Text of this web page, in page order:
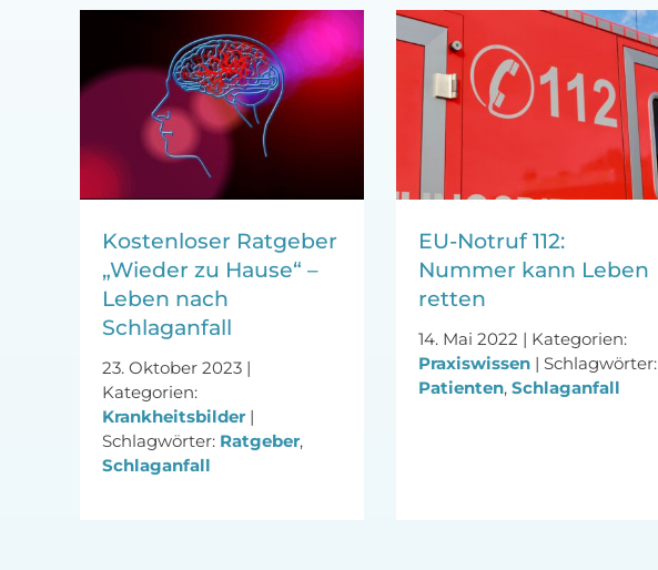
Kostenloser Ratgeber
„Wieder zu Hause“ –
Leben nach
Schlaganfall
23. Oktober 2023 |
Kategorien:
Krankheitsbilder |
Schlagwörter: Ratgeber,
Schlaganfall
EU-Notruf 112:
Nummer kann Leben
retten
14. Mai 2022 | Kategorien:
Praxiswissen | Schlagwörter:
Patienten, Schlaganfall